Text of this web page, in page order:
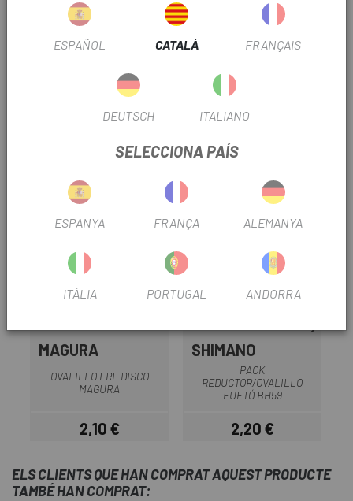
El Pin connector Shimano SM-BH90 per quan ajustis els
teus frens hidràulics.
PRODUCTOS SIMILARES
MAGURA
OVALILLO FRE DISCO
MAGURA
Preu
2,10 €
SHIMANO
PACK
REDUCTOR/OVALILLO
FUETÓ BH59
Preu
2,20 €
ELS CLIENTS QUE HAN COMPRAT AQUEST PRODUCTE
TAMBÉ HAN COMPRAT:
ESPAÑOL CATALÀ FRANÇAIS
DEUTSCH ITALIANO
SELECCIONA PAÍS
ESPANYA FRANÇA ALEMANYA
ITÀLIA PORTUGAL ANDORRA